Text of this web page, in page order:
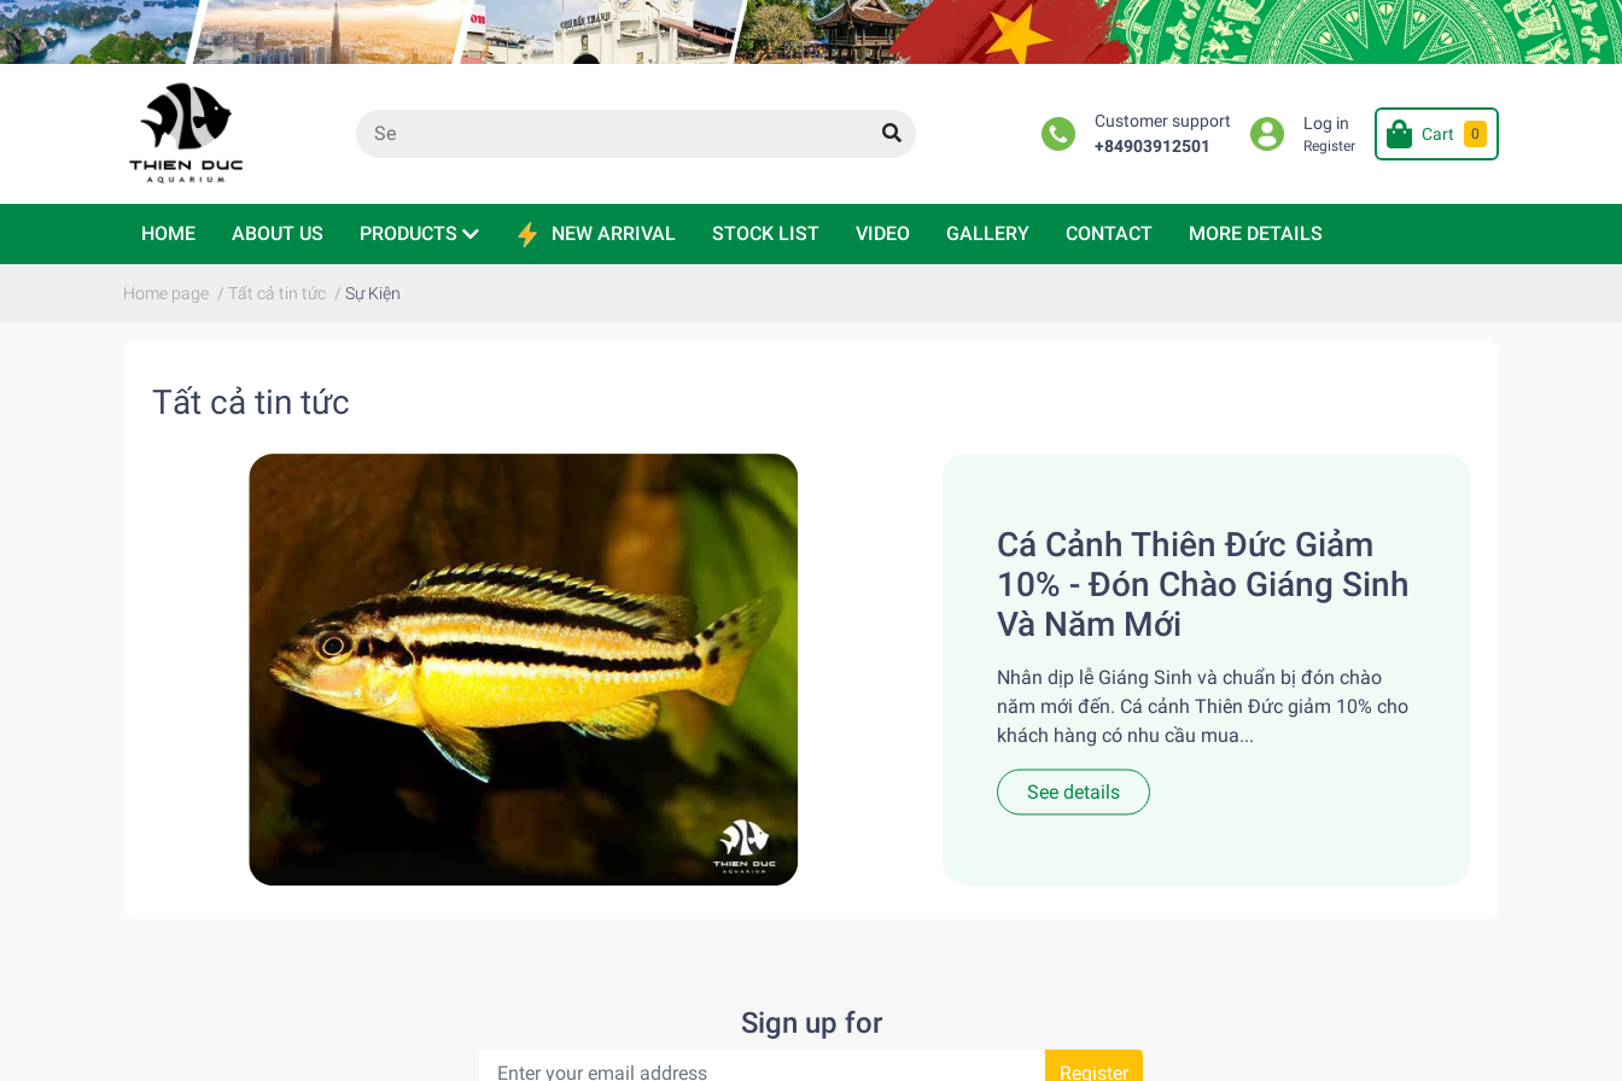
Customer support
+84903912501
Log in
Register
Cart 0
HOME ABOUT US PRODUCTS NEW ARRIVAL STOCK LIST VIDEO GALLERY CONTACT MORE DETAILS
Home page / Tất cả tin tức / Sự Kiện
Tất cả tin tức
Cá Cảnh Thiên Đức Giảm
10% - Đón Chào Giáng Sinh
Và Năm Mới
Nhân dịp lễ Giáng Sinh và chuẩn bị đón chào
năm mới đến. Cá cảnh Thiên Đức giảm 10% cho
khách hàng có nhu cầu mua...
See details
Sign up for
Register